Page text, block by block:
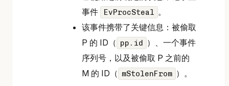
事件
EvProcSteal 。
该事件携带了关键信息：被偷取
P 的 ID（ pp.id ）、一个事件
序列号，以及被偷取 P 之前的
M 的 ID（ mStolenFrom ）。